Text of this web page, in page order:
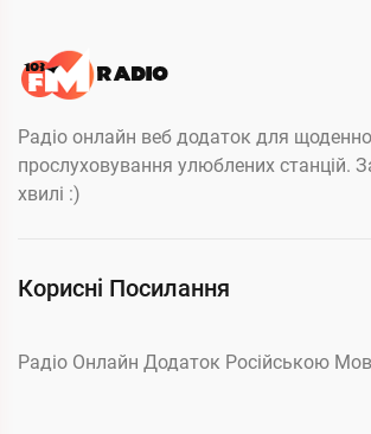
Радіо онлайн веб додаток для
прослуховування улюблених станцій.
хвилі :)
Корисні Посилання
Радіо Онлайн Додаток Російською